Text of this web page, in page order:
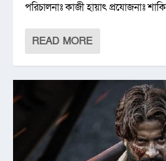
পরিচালনাঃ কাজী হায়াৎ প্রযোজনাঃ
READ MORE